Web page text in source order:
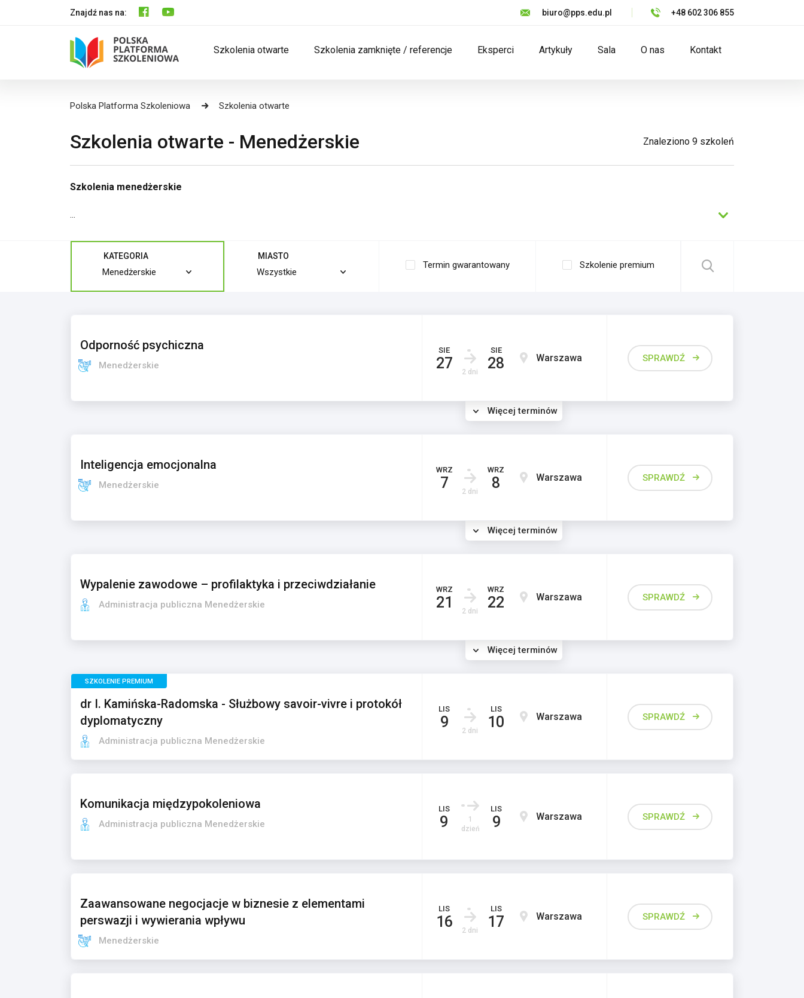
Znajdź nas na: biuro@pps.edu.pl +48 602 306 855
Szkolenia otwarte Szkolenia zamknięte / referencje Eksperci Artykuły Sala O nas Kontakt
Polska Platforma Szkoleniowa Szkolenia otwarte
Szkolenia otwarte - Menedżerskie Znaleziono 9 szkoleń
Szkolenia menedżerskie
...
KATEGORIA
Menedżerskie
MIASTO
Wszystkie
Termin gwarantowany Szkolenie premium
Odporność psychiczna
Menedżerskie
SIE
27 2 dni
SIE
28 Warszawa SPRAWDŹ
Więcej terminów
Inteligencja emocjonalna
Menedżerskie
WRZ
7 2 dni
WRZ
8 Warszawa SPRAWDŹ
Więcej terminów
Wypalenie zawodowe – profilaktyka i przeciwdziałanie
Administracja publiczna Menedżerskie
WRZ
21 2 dni
WRZ
22 Warszawa SPRAWDŹ
Więcej terminów
SZKOLENIE PREMIUM
dr I. Kamińska-Radomska - Służbowy savoir-vivre i protokół
dyplomatyczny
Administracja publiczna Menedżerskie
LIS
9 2 dni
LIS
10 Warszawa SPRAWDŹ
Komunikacja międzypokoleniowa
Administracja publiczna Menedżerskie
LIS
9
1
dzień
LIS
9 Warszawa SPRAWDŹ
Zaawansowane negocjacje w biznesie z elementami
perswazji i wywierania wpływu
Menedżerskie
LIS
16 2 dni
LIS
17 Warszawa SPRAWDŹ